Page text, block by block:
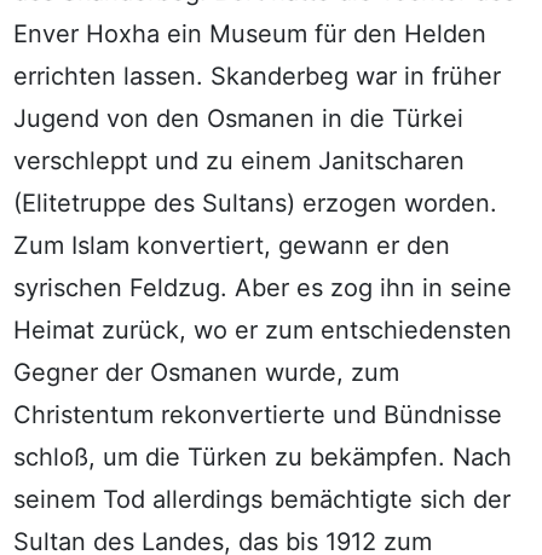
Enver Hoxha ein Museum für den Helden
errichten lassen. Skanderbeg war in früher
Jugend von den Osmanen in die Türkei
verschleppt und zu einem Janitscharen
(Elitetruppe des Sultans) erzogen worden.
Zum Islam konvertiert, gewann er den
syrischen Feldzug. Aber es zog ihn in seine
Heimat zurück, wo er zum entschiedensten
Gegner der Osmanen wurde, zum
Christentum rekonvertierte und Bündnisse
schloß, um die Türken zu bekämpfen. Nach
seinem Tod allerdings bemächtigte sich der
Sultan des Landes, das bis 1912 zum